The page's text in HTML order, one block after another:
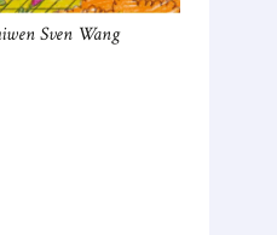
Sven Wang